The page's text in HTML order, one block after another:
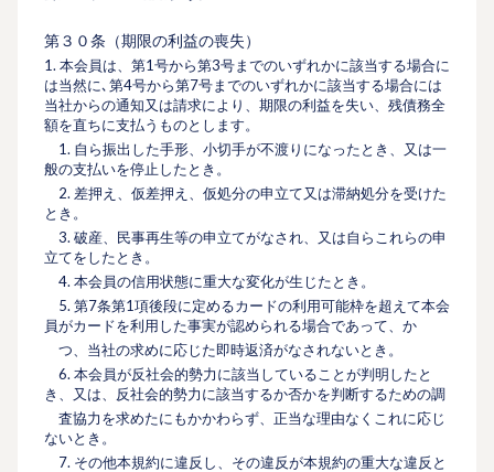
第３０条（期限の利益の喪失）
1. 本会員は、第1号から第3号までのいずれかに該当する場合に
は当然に､第4号から第7号までのいずれかに該当する場合には
当社からの通知又は請求により、期限の利益を失い、残債務全
額を直ちに⽀払うものとします。
1. ⾃ら振出した⼿形、⼩切⼿が不渡りになったとき、又は⼀
般の⽀払いを停⽌したとき。
2. 差押え、仮差押え、仮処分の申⽴て又は滞納処分を受けた
とき。
3. 破産、⺠事再⽣等の申⽴てがなされ、又は⾃らこれらの申
⽴てをしたとき。
4. 本会員の信⽤状態に重⼤な変化が⽣じたとき。
5. 第7条第1項後段に定めるカードの利用可能枠を超えて本会
員がカードを利用した事実が認められる場合であって、か
つ、当社の求めに応じた即時返済がなされないとき。
6. 本会員が反社会的勢⼒に該当していることが判明したと
き、又は、反社会的勢⼒に該当するか否かを判断するための調
査協⼒を求めたにもかかわらず、正当な理由なくこれに応じ
ないとき。
7. その他本規約に違反し、その違反が本規約の重⼤な違反と